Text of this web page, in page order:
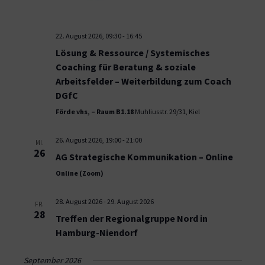
22. August 2026, 09:30- 16:45
Lösung & Ressource / Systemisches
Coaching für Beratung & soziale
Arbeitsfelder – Weiterbildung zum Coach
DGfC
Förde vhs, – Raum B1.18 Muhliusstr. 29/31, Kiel
MI.
26
26. August 2026, 19:00- 21:00
AG Strategische Kommunikation – Online
Online (Zoom)
FR.
28
28. August 2026- 29. August 2026
Treffen der Regionalgruppe Nord in
Hamburg-Niendorf
September 2026